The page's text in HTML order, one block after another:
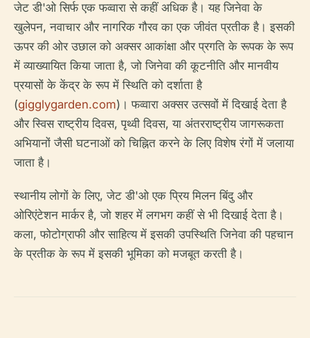
जेट डी'ओ सिर्फ एक फव्वारा से कहीं अधिक है। यह जिनेवा के
खुलेपन, नवाचार और नागरिक गौरव का एक जीवंत प्रतीक है। इसकी
ऊपर की ओर उछाल को अक्सर आकांक्षा और प्रगति के रूपक के रूप
में व्याख्यायित किया जाता है, जो जिनेवा की कूटनीति और मानवीय
प्रयासों के केंद्र के रूप में स्थिति को दर्शाता है
(gigglygarden.com)। फव्वारा अक्सर उत्सवों में दिखाई देता है
और स्विस राष्ट्रीय दिवस, पृथ्वी दिवस, या अंतरराष्ट्रीय जागरूकता
अभियानों जैसी घटनाओं को चिह्नित करने के लिए विशेष रंगों में जलाया
जाता है।
स्थानीय लोगों के लिए, जेट डी'ओ एक प्रिय मिलन बिंदु और
ओरिएंटेशन मार्कर है, जो शहर में लगभग कहीं से भी दिखाई देता है।
कला, फोटोग्राफी और साहित्य में इसकी उपस्थिति जिनेवा की पहचान
के प्रतीक के रूप में इसकी भूमिका को मजबूत करती है।